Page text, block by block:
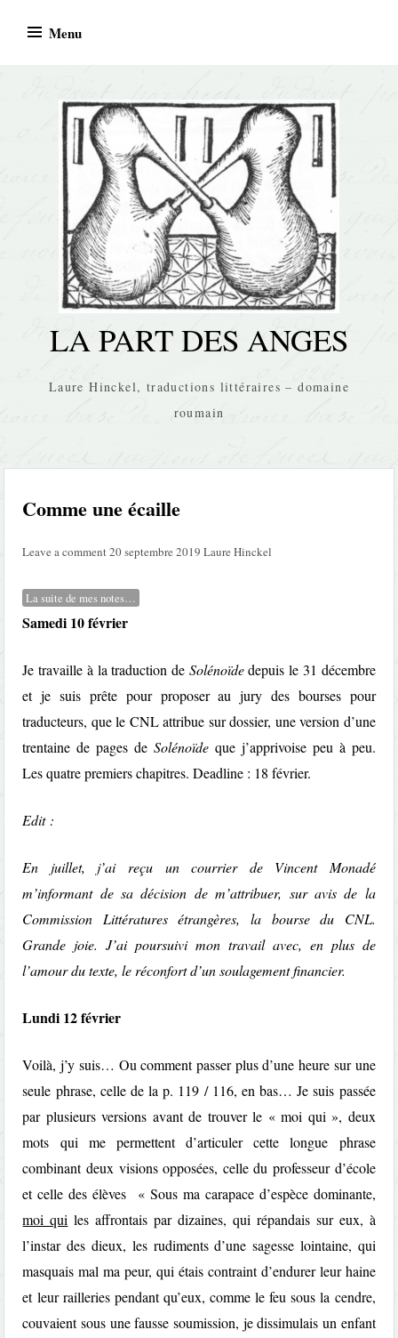
Menu
LA PART DES ANGES
Laure Hinckel, traductions littéraires – domaine
roumain
Comme une écaille
Leave a comment20 septembre 2019 Laure Hinckel
La suite de mes notes…
Samedi 10 février
Je travaille à la traduction de Solénoïdedepuis le 31 décembre
et je suis prête pour proposer au jury des bourses pour
traducteurs, que le CNL attribue sur dossier, une version d’une
trentaine de pages deSolénoïde que j’apprivoise peu à peu.
Les quatre premiers chapitres. Deadline : 18 février.
Edit :
En juillet, j’ai reçu un courrier de Vincent Monadé
m’informant de sa décision de m’attribuer, sur avis de la
Commission Littératures étrangères, la bourse du CNL.
Grande joie. J’ai poursuivi mon travail avec, en plus de
l’amour du texte, le réconfort d’un soulagement financier.
Lundi 12 février
Voilà, j’y suis… Ou comment passer plus d’une heure sur une
seule phrase, celle de la p. 119 / 116, en bas… Je suis passée
par plusieurs versions avant de trouver le « moi qui », deux
mots qui me permettent d’articuler cette longue phrase
combinant deux visions opposées, celle du professeur d’école
et celle des élèves « Sous ma carapace d’espèce dominante,
moi qui les affrontais par dizaines, qui répandais sur eux, à
l’instar des dieux, les rudiments d’une sagesse lointaine, qui
masquais mal ma peur, qui étais contraint d’endurer leur haine
et leur railleries pendant qu’eux, comme le feu sous la cendre,
couvaient sous une fausse soumission, je dissimulais un enfant